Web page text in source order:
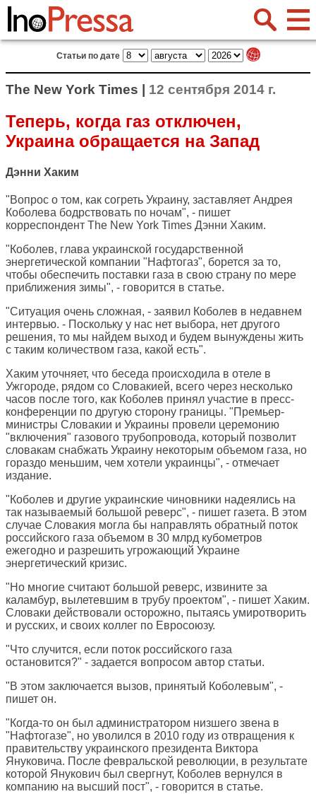
Статьи по дате
The New York Times | 12 сентября 2014 г.
Теперь, когда газ отключен,
Украина обращается на Запад
Дэнни Хаким
"Вопрос о том, как согреть Украину, заставляет Андрея
Коболева бодрствовать по ночам", - пишет
корреспондент The New York Times Дэнни Хаким.
"Коболев, глава украинской государственной
энергетической компании "Нафтогаз", борется за то,
чтобы обеспечить поставки газа в свою страну по мере
приближения зимы", - говорится в статье.
"Ситуация очень сложная, - заявил Коболев в недавнем
интервью. - Поскольку у нас нет выбора, нет другого
решения, то мы найдем выход и будем вынуждены жить
с таким количеством газа, какой есть".
Хаким уточняет, что беседа происходила в отеле в
Ужгороде, рядом со Словакией, всего через несколько
часов после того, как Коболев принял участие в пресс-
конференции по другую сторону границы. "Премьер-
министры Словакии и Украины провели церемонию
"включения" газового трубопровода, который позволит
словакам снабжать Украину некоторым объемом газа, но
гораздо меньшим, чем хотели украинцы", - отмечает
издание.
"Коболев и другие украинские чиновники надеялись на
так называемый большой реверс", - пишет газета. В этом
случае Словакия могла бы направлять обратный поток
российского газа объемом в 30 млрд кубометров
ежегодно и разрешить угрожающий Украине
энергетический кризис.
"Но многие считают большой реверс, извините за
каламбур, вылетевшим в трубу проектом", - пишет Хаким.
Словаки действовали осторожно, пытаясь умиротворить
и русских, и своих коллег по Евросоюзу.
"Что случится, если поток российского газа
остановится?" - задается вопросом автор статьи.
"В этом заключается вызов, принятый Коболевым", -
пишет он.
"Когда-то он был администратором низшего звена в
"Нафтогазе", но уволился в 2010 году из отвращения к
правительству украинского президента Виктора
Януковича. После февральской революции, в результате
которой Янукович был свергнут, Коболев вернулся в
компанию на высший пост", - говорится в статье.